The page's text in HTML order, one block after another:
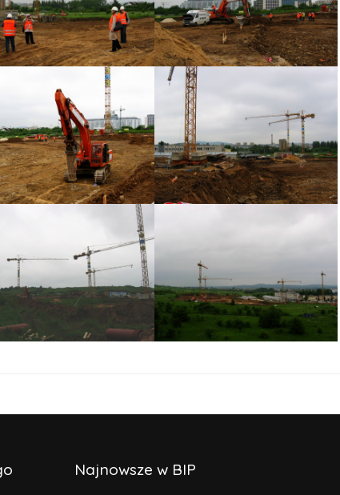
Najnowsze w BIP